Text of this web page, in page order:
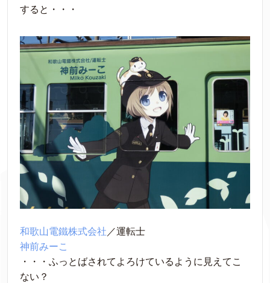
すると・・・
和歌山電鐵株式会社 ／運転士
神前みーこ
・・・ふっとばされてよろけているように見えてこ
ない？